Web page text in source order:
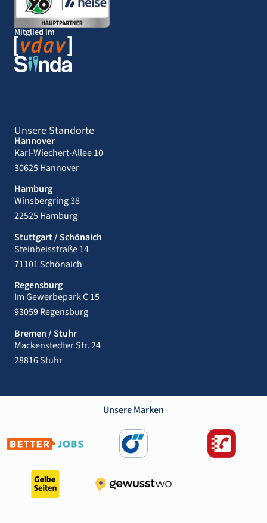
Mitglied im
Unsere Standorte
Hannover
Karl-Wiechert-Allee 10
30625 Hannover
Hamburg
Winsbergring 38
22525 Hamburg
Stuttgart / Schönaich
Steinbeisstraße 14
71101 Schönaich
Regensburg
Im Gewerbepark C 15
93059 Regensburg
Bremen / Stuhr
Mackenstedter Str. 24
28816 Stuhr
Unsere Marken